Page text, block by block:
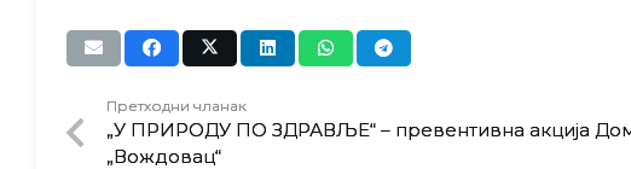
Претходни чланак
„У ПРИРОДУ ПО ЗДРАВЉЕ“ – превентивна акција
„Вождовац“